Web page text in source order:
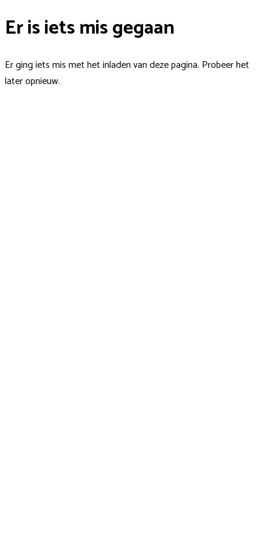
Er is iets mis gegaan
Er ging iets mis met het inladen van deze pagina. Probeer het
later opnieuw.